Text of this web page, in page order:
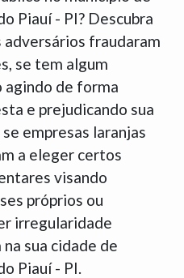
Piauí - PI? Descubra
adversários fraudaram
se tem algum
agindo de forma
e prejudicando sua
empresas laranjas
a eleger certos
visando
próprios ou
irregularidade
sua cidade de
Piauí - PI.